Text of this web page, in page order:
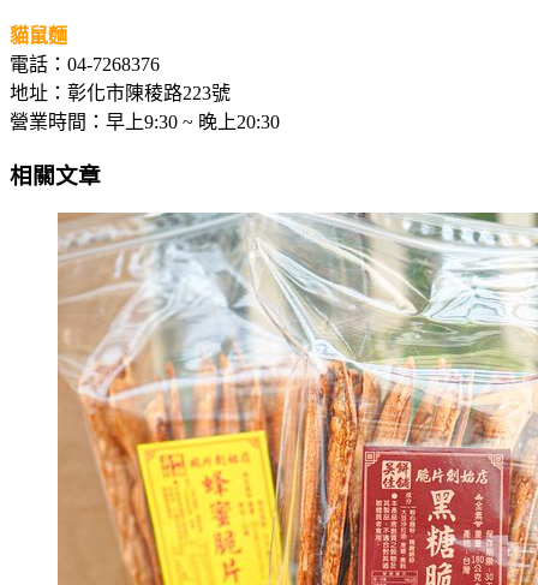
貓鼠麵
電話：04-7268376
地址：彰化市陳稜路223號
營業時間：早上9:30 ~ 晚上20:30
相關文章